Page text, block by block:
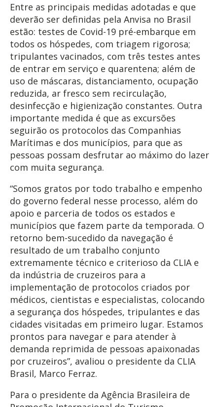
Entre as principais medidas adotadas e que
deverão ser definidas pela Anvisa no Brasil
estão: testes de Covid-19 pré-embarque em
todos os hóspedes, com triagem rigorosa;
tripulantes vacinados, com três testes antes
de entrar em serviço e quarentena; além de
uso de máscaras, distanciamento, ocupação
reduzida, ar fresco sem recirculação,
desinfecção e higienização constantes. Outra
importante medida é que as excursões
seguirão os protocolos das Companhias
Marítimas e dos municípios, para que as
pessoas possam desfrutar ao máximo do lazer
com muita segurança.
“Somos gratos por todo trabalho e empenho
do governo federal nesse processo, além do
apoio e parceria de todos os estados e
municípios que fazem parte da temporada. O
retorno bem-sucedido da navegação é
resultado de um trabalho conjunto
extremamente técnico e criterioso da CLIA e
da indústria de cruzeiros para a
implementação de protocolos criados por
médicos, cientistas e especialistas, colocando
a segurança dos hóspedes, tripulantes e das
cidades visitadas em primeiro lugar. Estamos
prontos para navegar e para atender à
demanda reprimida de pessoas apaixonadas
por cruzeiros”, avaliou o presidente da CLIA
Brasil, Marco Ferraz.
Para o presidente da Agência Brasileira de